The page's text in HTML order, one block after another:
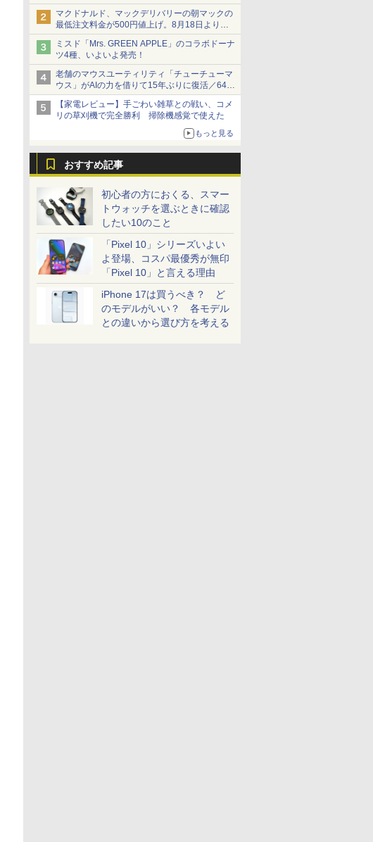
ショーツは1990円に
マクドナルド、マックデリバリーの朝マックの
最低注文料金が500円値上げ。8月18日より
1,500円から受付
ミスド「Mrs. GREEN APPLE」のコラボドーナ
ツ4種、いよいよ発売！
老舗のマウスユーティリティ「チューチューマ
ウス」がAIの力を借りて15年ぶりに復活／64bit
化、Windows 10/11、「Chrome」も走り回
る。復活記念で2026年末まで500円
【家電レビュー】手ごわい雑草との戦い、コメ
リの草刈機で完全勝利 掃除機感覚で使えた
もっと見る
おすすめ記事
初心者の方におくる、スマー
トウォッチを選ぶときに確認
したい10のこと
「Pixel 10」シリーズいよい
よ登場、コスパ最優秀が無印
「Pixel 10」と言える理由
iPhone 17は買うべき？ ど
のモデルがいい？ 各モデル
との違いから選び方を考える